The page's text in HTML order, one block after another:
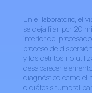
En el laboratorio, el
se deja fijar por 20
interior del
proceso de
y los detritos no
desaparecer
diagnóstico como el
o diátesis tumoral